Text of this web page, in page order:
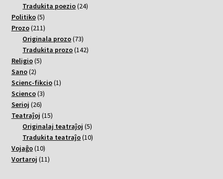
varoj
Tradukita poezio 2424
Politiko 55
varoj
Prozo 211211
varoj
Originala prozo 7373
varoj
Tradukita prozo 142142
Religio 55
Sano 22
varoj
Scienc-fikcio 11
Scienco 33
Serioj 2626
varoj
Teatraĵoj 1515
varoj
Originalaj teatraĵoj 55
varoj
Tradukita teatraĵo 1010
Vojaĝo 1010
varoj
Vortaroj 1111